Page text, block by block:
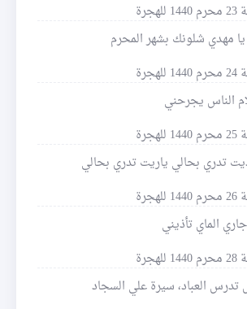
للهجرة
مهدي شلونك بشهر المحرم
للهجرة
الناس يجرحني
للهجرة
تدري بحالي ياريت تدري بحالي
للهجرة
الماي تأذيني
للهجرة
العباد، سيرة علي السجاد